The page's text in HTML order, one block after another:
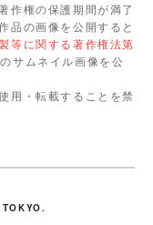
作権の保護期間が満了
品の画像を公開すると
等に関する著作権法第
サムネイル画像を公
用・転載することを禁